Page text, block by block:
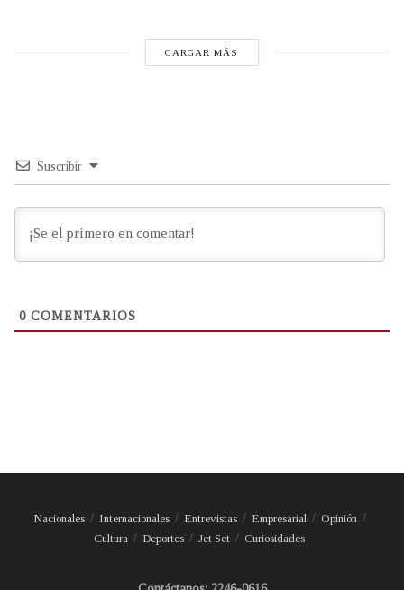
CARGAR MÁS
Suscribir
0 COMENTARIOS
Nacionales Internacionales Entrevistas Empresarial
Opinión
Cultura
Deportes Jet Set Curiosidades